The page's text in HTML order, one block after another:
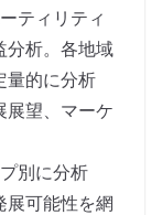
ティリティ
分析。各地域
量的に分析
展望、マーケ
別に分析
展可能性を網